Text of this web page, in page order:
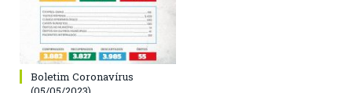
Boletim Coronavírus